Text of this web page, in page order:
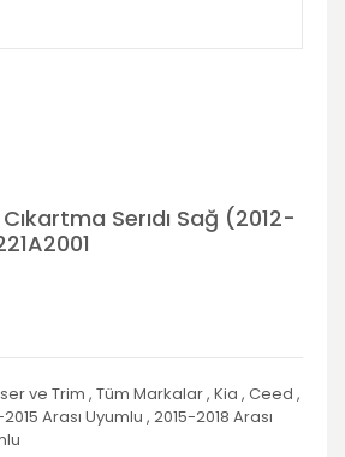
Serıdı Sağ (2012-
ve Trim , Tüm Markalar, Kia , Ceed ,
Arası Uyumlu , 2015-2018 Arası